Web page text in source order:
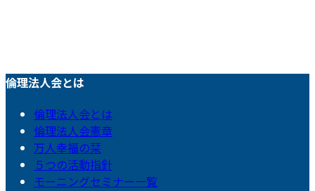
倫理法人会とは
倫理法人会とは
倫理法人会憲章
万人幸福の栞
５つの活動指針
モーニングセミナー一覧